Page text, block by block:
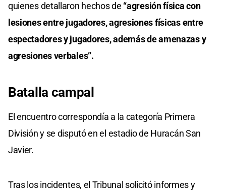
quienes detallaron hechos de “agresión física con
lesiones entre jugadores, agresiones físicas entre
espectadores y jugadores, además de amenazas y
agresiones verbales”.
Batalla campal
El encuentro correspondía a la categoría Primera
División y se disputó en el estadio de Huracán San
Javier.
Tras los incidentes, el Tribunal solicitó informes y